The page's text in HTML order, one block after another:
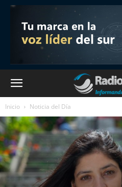
Inicio Noticia del Día